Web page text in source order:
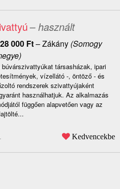
– használt
000 Ft–Zákány(Somogy
búvárszivattyúkat társasházak, ipari
vízellátó -, öntöző - és
rendszerek szivattyújaként
használhatjuk. Az alkalmazás
függően alapvetően vagy az
Kedvencekbe